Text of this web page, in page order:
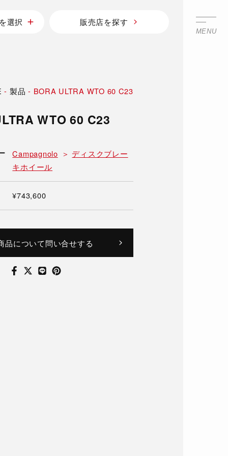
MENU
選択 販売店を探す
- 製品 - BORA ULTRA WTO 60 C23
WTO 60 C23
Campagnolo
ディスクブレー
キホイール
¥743,600
品について問い合せする